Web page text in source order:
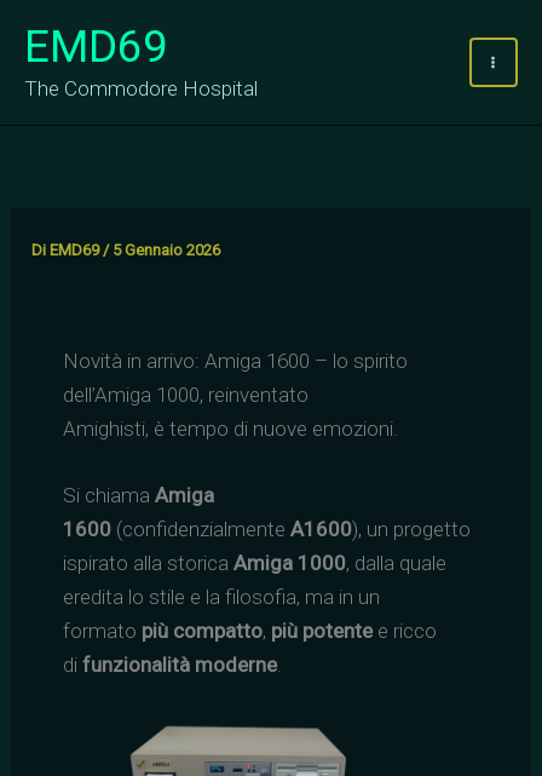
contenuto
EMD69
The Commodore Hospital
DiEMD69 / 5 Gennaio 2026
Novità in arrivo: Amiga 1600 – lo spirito
dell’Amiga 1000, reinventato
Amighisti, è tempo di nuove emozioni.
Si chiama Amiga
1600(confidenzialmente A1600), un progetto
ispirato alla storica Amiga 1000, dalla quale
eredita lo stile e la filosofia, ma in un
formato più compatto, più potentee ricco
di funzionalità moderne.